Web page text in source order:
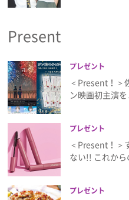
Present
プレゼント
＜Present！＞
ン映画初主演
プレゼント
＜Present！＞
ない!! これか
プレゼント